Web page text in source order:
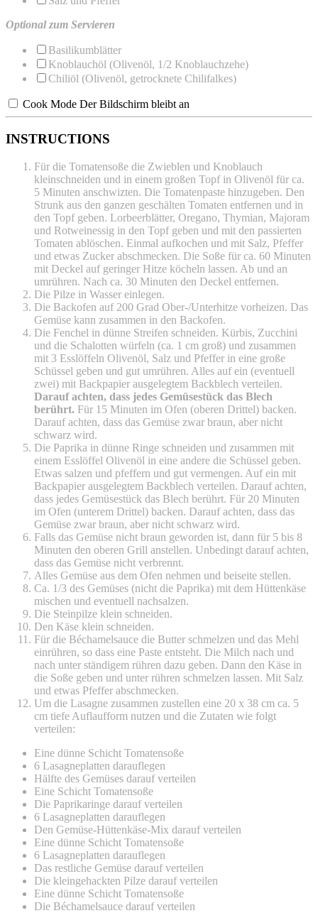
Optional zum Servieren
Basilikumblätter
Knoblauchöl (Olivenöl, 1/2 Knoblauchzehe)
Chiliöl (Olivenöl, getrocknete Chilifalkes)
Cook Mode Der Bildschirm bleibt an
INSTRUCTIONS
Für die Tomatensoße die Zwieblen und Knoblauch
kleinschneiden und in einem großen Topf in Olivenöl für ca.
5 Minuten anschwizten. Die Tomatenpaste hinzugeben. Den
Strunk aus den ganzen geschälten Tomaten entfernen und in
den Topf geben. Lorbeerblätter, Oregano, Thymian, Majoram
und Rotweinessig in den Topf geben und mit den passierten
Tomaten ablöschen. Einmal aufkochen und mit Salz, Pfeffer
und etwas Zucker abschmecken. Die Soße für ca. 60 Minuten
mit Deckel auf geringer Hitze köcheln lassen. Ab und an
umrühren. Nach ca. 30 Minuten den Deckel entfernen.
Die Pilze in Wasser einlegen.
Die Backofen auf 200 Grad Ober-/Unterhitze vorheizen. Das
Gemüse kann zusammen in den Backofen.
Die Fenchel in dünne Streifen schneiden. Kürbis, Zucchini
und die Schalotten würfeln (ca. 1 cm groß) und zusammen
mit 3 Esslöffeln Olivenöl, Salz und Pfeffer in eine große
Schüssel geben und gut umrühren. Alles auf ein (eventuell
zwei) mit Backpapier ausgelegtem Backblech verteilen.
Darauf achten, dass jedes Gemüsestück das Blech
berührt. Für 15 Minuten im Ofen (oberen Drittel) backen.
Darauf achten, dass das Gemüse zwar braun, aber nicht
schwarz wird.
Die Paprika in dünne Ringe schneiden und zusammen mit
einem Esslöffel Olivenöl in eine andere die Schüssel geben.
Etwas salzen und pfeffern und gut vermengen. Auf ein mit
Backpapier ausgelegtem Backblech verteilen. Darauf achten,
dass jedes Gemüsestück das Blech berührt. Für 20 Minuten
im Ofen (unterem Drittel) backen. Darauf achten, dass das
Gemüse zwar braun, aber nicht schwarz wird.
Falls das Gemüse nicht braun geworden ist, dann für 5 bis 8
Minuten den oberen Grill anstellen. Unbedingt darauf achten,
dass das Gemüse nicht verbrennt.
Alles Gemüse aus dem Ofen nehmen und beiseite stellen.
Ca. 1/3 des Gemüses (nicht die Paprika) mit dem Hüttenkäse
mischen und eventuell nachsalzen.
Die Steinpilze klein schneiden.
Den Käse klein schneiden.
Für die Béchamelsauce die Butter schmelzen und das Mehl
einrühren, so dass eine Paste entsteht. Die Milch nach und
nach unter ständigem rühren dazu geben. Dann den Käse in
die Soße geben und unter rühren schmelzen lassen. Mit Salz
und etwas Pfeffer abschmecken.
Um die Lasagne zusammen zustellen eine 20 x 38 cm ca. 5
cm tiefe Auflaufform nutzen und die Zutaten wie folgt
verteilen:
Eine dünne Schicht Tomatensoße
6 Lasagneplatten darauflegen
Hälfte des Gemüses darauf verteilen
Eine Schicht Tomatensoße
Die Paprikaringe darauf verteilen
6 Lasagneplatten darauflegen
Den Gemüse-Hüttenkäse-Mix darauf verteilen
Eine dünne Schicht Tomatensoße
6 Lasagneplatten darauflegen
Das restliche Gemüse darauf verteilen
Die kleingehackten Pilze darauf verteilen
Eine dünne Schicht Tomatensoße
Die Béchamelsauce darauf verteilen